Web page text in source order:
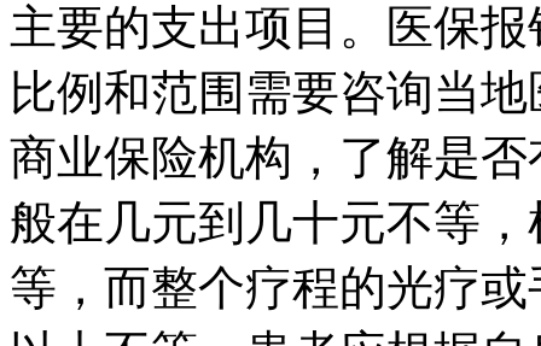
主要的支出项目。医保
比例和范围需要咨询当
商业保险机构，了解是
般在几元到几十元不等
等，而整个疗程的光疗